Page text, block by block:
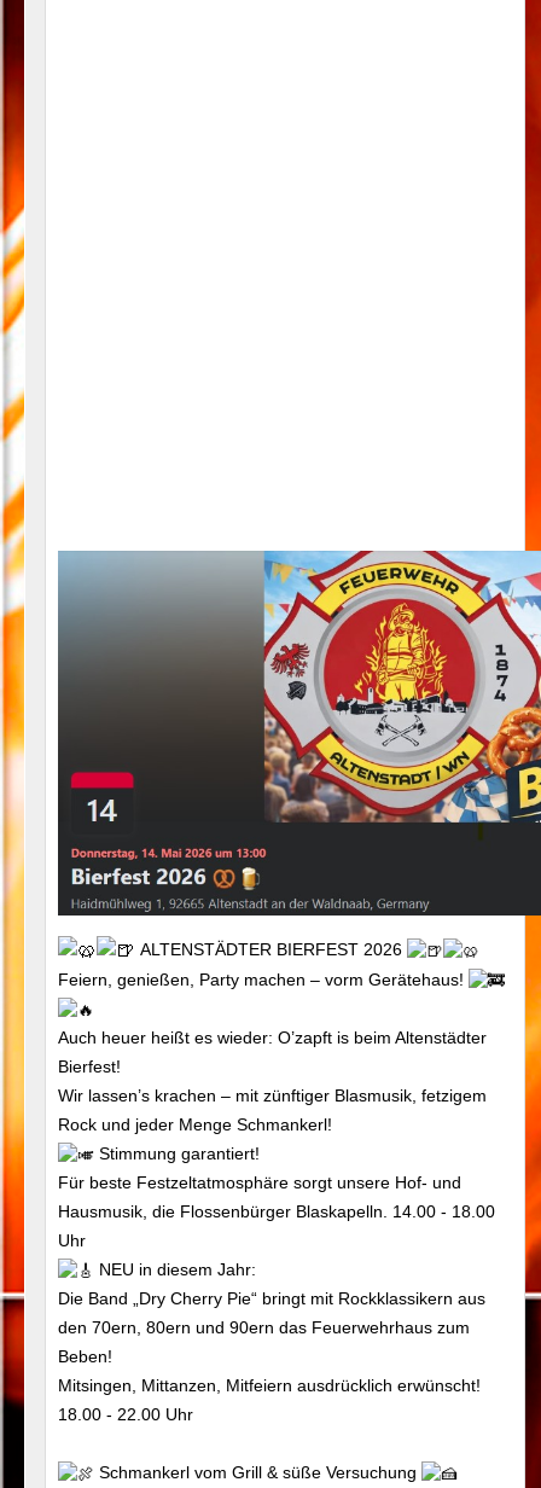
ALTENSTÄDTER BIERFEST 2026
Feiern, genießen, Party machen – vorm Gerätehaus!
Auch heuer heißt es wieder: O’zapft is beim Altenstädter
Bierfest!
Wir lassen’s krachen – mit zünftiger Blasmusik, fetzigem
Rock und jeder Menge Schmankerl!
Stimmung garantiert!
Für beste Festzeltatmosphäre sorgt unsere Hof- und
Hausmusik, die Flossenbürger Blaskapelln. 14.00 - 18.00
Uhr
NEU in diesem Jahr:
Die Band „Dry Cherry Pie“ bringt mit Rockklassikern aus
den 70ern, 80ern und 90ern das Feuerwehrhaus zum
Beben!
Mitsingen, Mittanzen, Mitfeiern ausdrücklich erwünscht!
18.00 - 22.00 Uhr
Schmankerl vom Grill & süße Versuchung